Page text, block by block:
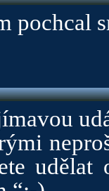
pochcal
udělat